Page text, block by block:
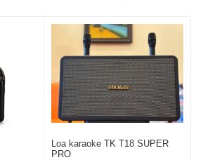
Loa karaoke TK T18 SUPER
PRO